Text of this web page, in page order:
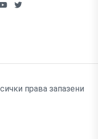
права запазени